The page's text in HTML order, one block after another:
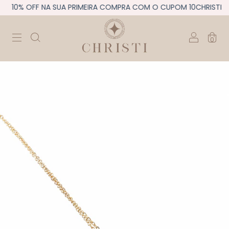
10% OFF NA SUA PRIMEIRA COMPRA COM O CUPOM 10CHRISTI
0